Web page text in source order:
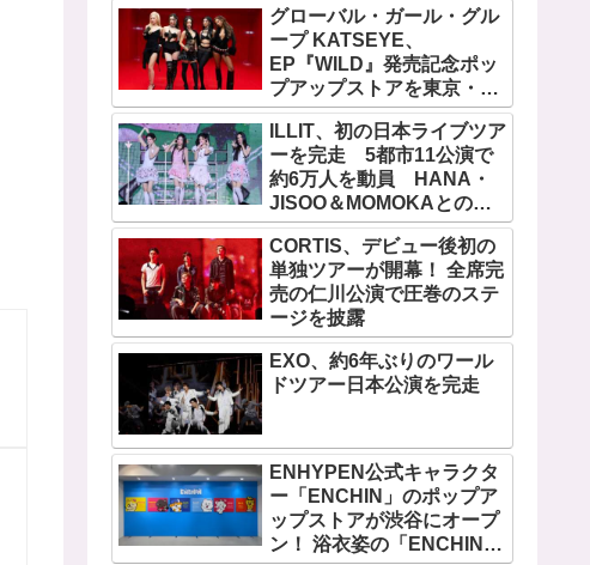
グローバル・ガール・グル
ープ KATSEYE、
EP『WILD』発売記念ポッ
プアップストアを東京・原
宿で開催 限定グッズも登
場ILLIT、初の日本ライブツア
ーを完走 5都市11公演で
約6万人を動員 HANA・
JISOO＆MOMOKAとのス
ペシャルコラボも実現
CORTIS、デビュー後初の
単独ツアーが開幕！ 全席完
売の仁川公演で圧巻のステ
ージを披露
EXO、約6年ぶりのワール
ドツアー日本公演を完走
ENHYPEN公式キャラクタ
ー「ENCHIN」のポップア
ップストアが渋谷にオープ
ン！ 浴衣姿の「ENCHIN」